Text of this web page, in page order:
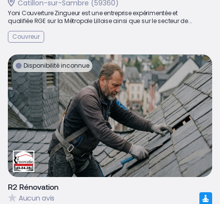
Catillon-sur-Sambre (59360)
Yoni Couverture Zingueur est une entreprise expérimentée et
qualifiée RGE sur la Métropole Lilloise ainsi que sur le secteur de...
Couvreur
Disponibilité inconnue
R2 Rénovation
Aucun avis